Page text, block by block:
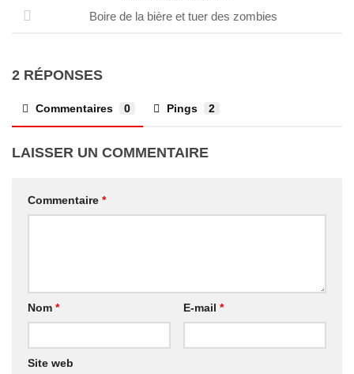
Boire de la bière et tuer des zombies
2 RÉPONSES
Commentaires 0 Pings 2
LAISSER UN COMMENTAIRE
Commentaire *
Nom * E-mail *
Site web